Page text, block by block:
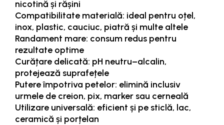
nicotină și rășini
Compatibilitate materială: ideal pentru oțel,
inox, plastic, cauciuc, piatră și multe altele
Randament mare: consum redus pentru
rezultate optime
Curățare delicată: pH neutru–alcalin,
protejează suprafețele
Putere împotriva petelor: elimină inclusiv
urmele de creion, pix, marker sau cerneală
Utilizare universală: eficient și pe sticlă, lac,
ceramică și porțelan